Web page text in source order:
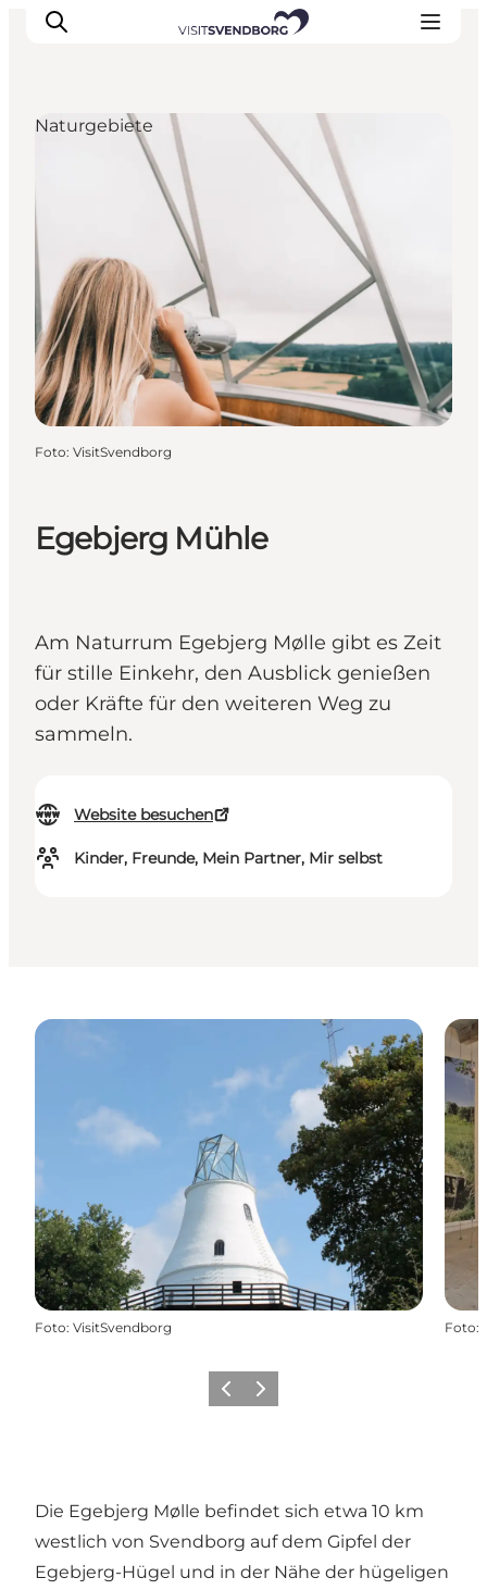
Veranstaltungen
Essen und Trinken
Shopping in Svendborg
Übernachtung
Den Urlaub planen
Egebjerg Mühle
Am Naturrum Egebjerg Mølle gibt es Zeit
für stille Einkehr, den Ausblick genießen
oder Kräfte für den weiteren Weg zu
sammeln.
Website besuchen
Kinder, Freunde, Mein Partner, Mir selbst
Naturgebiete
Foto: VisitSvendborg
Foto: VisitSvendborg Foto:
Vorherige Folie
Nächste Folie
Die Egebjerg Mølle befindet sich etwa 10 km
westlich von Svendborg auf dem Gipfel der
Egebjerg-Hügel und in der Nähe der hügeligen